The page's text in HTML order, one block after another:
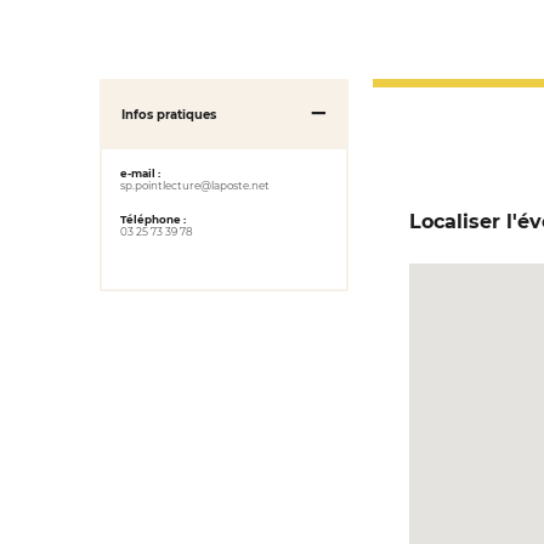
Infos pratiques
e-mail :
sp.pointlecture@laposte.net
Téléphone :
03 25 73 39 78
Localiser